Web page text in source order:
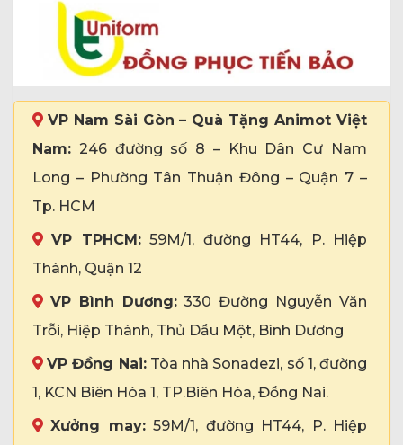
VP Nam Sài Gòn – Quà Tặng Animot Việt
Nam: 246 đường số 8 – Khu Dân Cư Nam
Long – Phường Tân Thuận Đông – Quận 7 –
Tp. HCM
VP TPHCM:59M/1, đường HT44, P. Hiệp
Thành, Quận 12
VP Bình Dương:330 Đường Nguyễn Văn
Trỗi, Hiệp Thành, Thủ Dầu Một, Bình Dương
VP Đồng Nai:Tòa nhà Sonadezi, số 1, đường
1, KCN Biên Hòa 1, TP.Biên Hòa, Đồng Nai.
Xưởng may:59M/1, đường HT44, P. Hiệp